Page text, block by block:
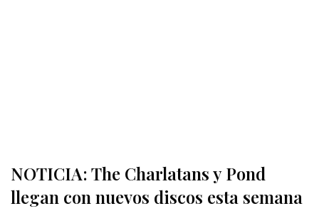
NOTICIA: The Charlatans y Pond
llegan con nuevos discos esta semana